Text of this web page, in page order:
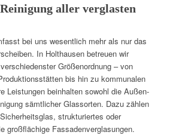
aller verglasten
bei uns wesentlich mehr als nur das
In Holthausen betreuen wir
Größenordnung – von
bis hin zu kommunalen
Leistungen beinhalten sowohl die Außen-
sämtlicher Glassorten. Dazu zählen
strukturiertes oder
großflächige Fassadenverglasungen.